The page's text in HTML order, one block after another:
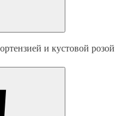
и кустовой розой